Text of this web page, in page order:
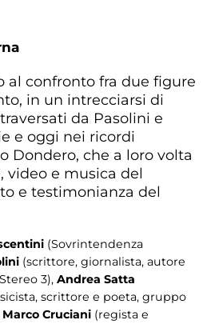
al confronto fra due figure
in un intrecciarsi di
da Pasolini e
e oggi nei ricordi
Dondero, che a loro volta
video e musica del
e testimonianza del
(Sovrintendenza
(scrittore, giornalista, autore
3), Andrea Satta
scrittore e poeta, gruppo
Marco Cruciani (regista e